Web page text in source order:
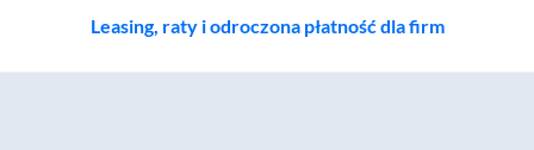
Leasing, raty i odroczona płatność dla firm